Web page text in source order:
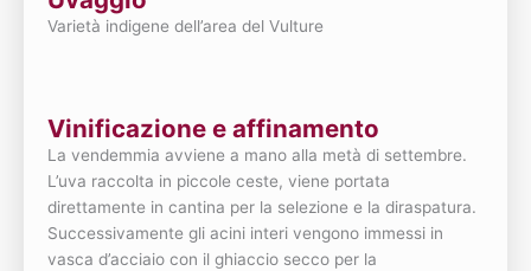
Varietà indigene dell’area del Vulture
Vinificazione e affinamento
La vendemmia avviene a mano alla metà di settembre.
L’uva raccolta in piccole ceste, viene portata
direttamente in cantina per la selezione e la diraspatura.
Successivamente gli acini interi vengono immessi in
vasca d’acciaio con il ghiaccio secco per la